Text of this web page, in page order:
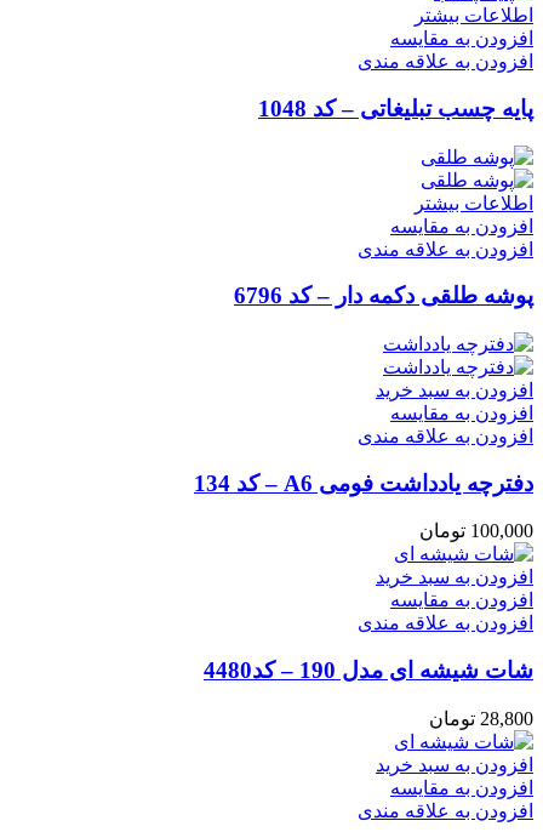
اطلاعات بیشتر
افزودن به مقایسه
افزودن به علاقه مندی
پایه چسب تبلیغاتی – کد 1048
اطلاعات بیشتر
افزودن به مقایسه
افزودن به علاقه مندی
پوشه طلقی دکمه دار – کد 6796
افزودن به سبد خرید
افزودن به مقایسه
افزودن به علاقه مندی
دفترچه یادداشت فومی A6 – کد 134
100,000 تومان
افزودن به سبد خرید
افزودن به مقایسه
افزودن به علاقه مندی
شات شیشه ای مدل 190 – کد4480
28,800 تومان
افزودن به سبد خرید
افزودن به مقایسه
افزودن به علاقه مندی